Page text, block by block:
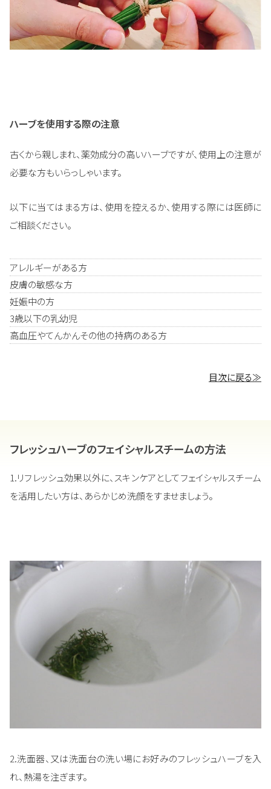
ハーブを使用する際の注意
古くから親しまれ、薬効成分の高いハーブですが、使用上の注意が
必要な方もいらっしゃいます。
以下に当てはまる方は、使用を控えるか、使用する際には医師に
ご相談ください。
アレルギーがある方
皮膚の敏感な方
妊娠中の方
3歳以下の乳幼児
高血圧やてんかんその他の持病のある方
目次に戻る≫
フレッシュハーブのフェイシャルスチームの方法
1.リフレッシュ効果以外に、スキンケアとしてフェイシャルスチーム
を活用したい方は、あらかじめ洗顔をすませましょう。
2.洗面器、又は洗面台の洗い場にお好みのフレッシュハーブを入
れ、熱湯を注ぎます。